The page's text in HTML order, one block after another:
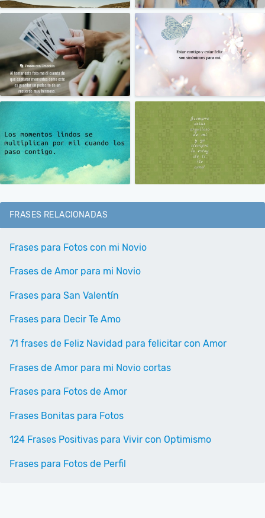
FRASES RELACIONADAS
Frases para Fotos con mi Novio
Frases de Amor para mi Novio
Frases para San Valentín
Frases para Decir Te Amo
71 frases de Feliz Navidad para felicitar con Amor
Frases de Amor para mi Novio cortas
Frases para Fotos de Amor
Frases Bonitas para Fotos
124 Frases Positivas para Vivir con Optimismo
Frases para Fotos de Perfil